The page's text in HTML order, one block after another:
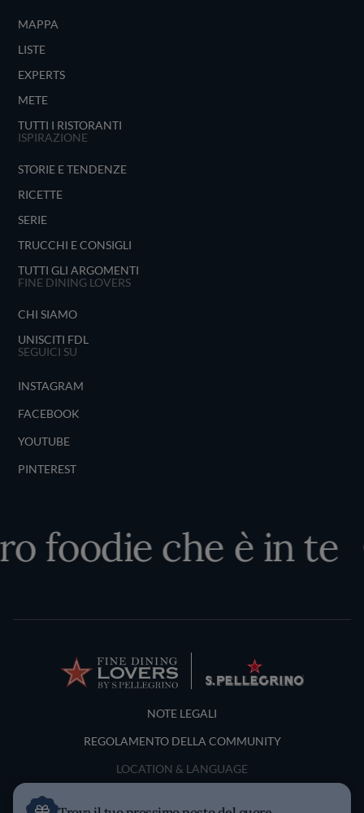
MAPPA
LISTE
EXPERTS
METE
TUTTI I RISTORANTI
ISPIRAZIONE
STORIE E TENDENZE
RICETTE
SERIE
TRUCCHI E CONSIGLI
TUTTI GLI ARGOMENTI
FINE DINING LOVERS
CHI SIAMO
UNISCITI FDL
SEGUICI SU
INSTAGRAM
FACEBOOK
YOUTUBE
PINTEREST
foodie che è in te
Terms and Conditions
NOTE LEGALI
REGOLAMENTO DELLA COMMUNITY
LOCATION & LANGUAGE